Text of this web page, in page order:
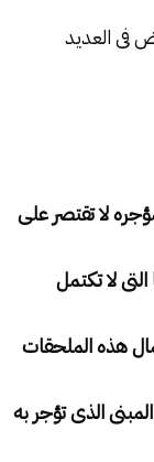
فى العديد
لا تقتصر على
لا تكتمل
هذه الملحقات
الذى تؤجر به